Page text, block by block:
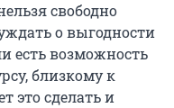
свободно
о выгодности
есть возможность
близкому к
это сделать и